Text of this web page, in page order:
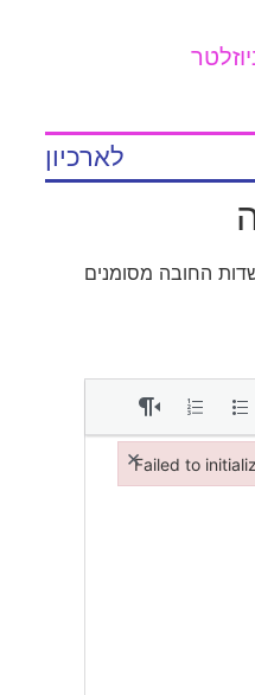
לארכיון
החובה מסומנים
Failed to
×
Failed to